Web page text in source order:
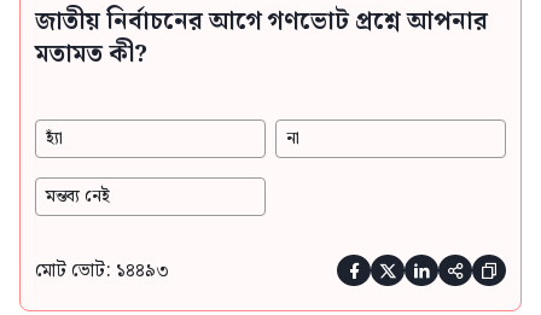
জাতীয় নির্বাচনের আগে গণভোট প্রশ্নে আপনার
মতামত কী?
হ্যাঁ না
মন্তব্য নেই
মোট ভোট: ১৪৪৯৩     